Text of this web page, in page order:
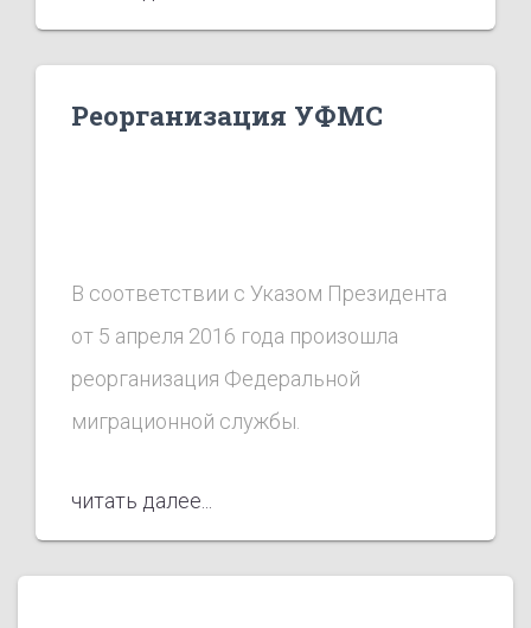
Реорганизация УФМС
В соответствии с Указом Президента
от 5 апреля 2016 года произошла
реорганизация Федеральной
миграционной службы.
читать далее...